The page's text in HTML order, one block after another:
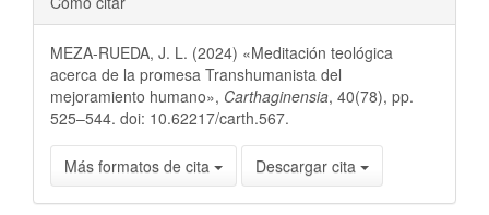
MEZA-RUEDA, J. L. (2024) «Meditación teológica
acerca de la promesa Transhumanista del
mejoramiento humano», Carthaginensia, 40(78), pp.
525–544. doi: 10.62217/carth.567.
Más formatos de cita Descargar cita